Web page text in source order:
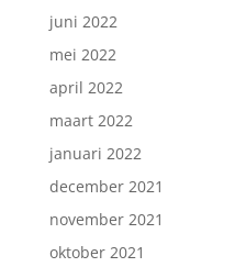
juni 2022
mei 2022
april 2022
maart 2022
januari 2022
december 2021
november 2021
oktober 2021